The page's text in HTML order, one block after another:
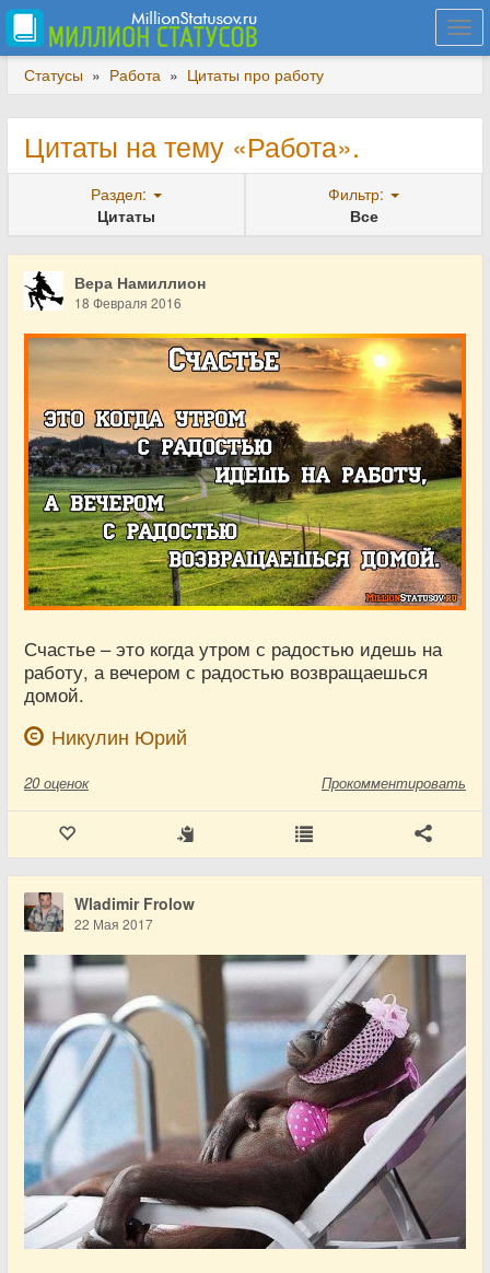
Статусы » Работа » Цитаты про работу
Цитаты на тему «Работа».
Раздел:
Цитаты
Фильтр:
Все
Вера Намиллион
18 Февраля 2016
Счастье – это когда утром с радостью идешь на
работу, а вечером с радостью возвращаешься
домой.
Никулин Юрий
20 оценок Прокомментировать
Wladimir Frolow
22 Мая 2017